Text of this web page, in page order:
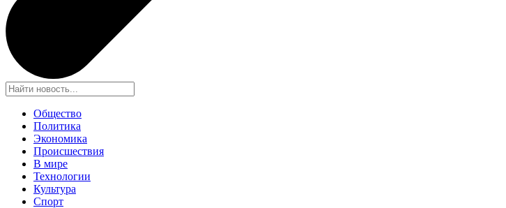
Общество
Политика
Экономика
Происшествия
В мире
Технологии
Культура
Спорт